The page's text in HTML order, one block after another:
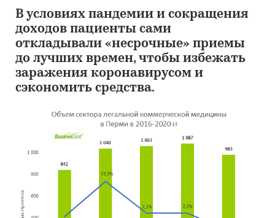
В условиях пандемии и сокращения
доходов пациенты сами
откладывали «несрочные» приемы
до лучших времен, чтобы избежать
заражения коронавирусом и
сэкономить средства.